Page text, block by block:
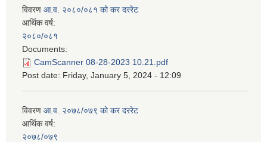
विवरण आ.व. २०८०/०८१ को कर दररेट
आर्थिक वर्ष:
२०८०/०८१
Documents:
CamScanner 08-28-2023 10.21.pdf
Post date: Friday, January 5, 2024 - 12:09
विवरण आ.व. २०७८/०७९ को कर दररेट
आर्थिक वर्ष:
२०७८/०७९